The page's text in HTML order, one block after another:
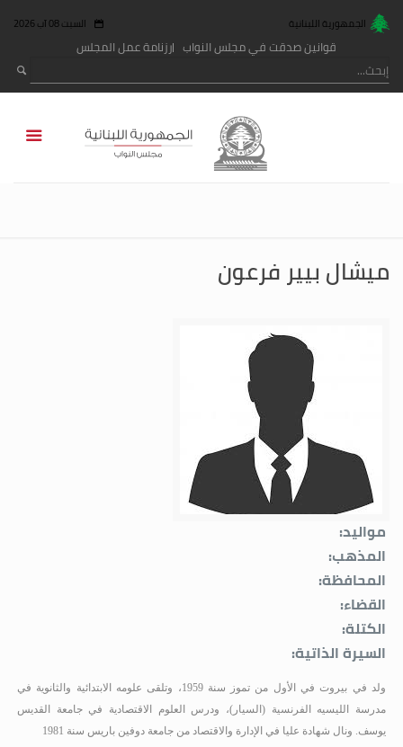
الجمهورية اللبنانية السبت 08 آب 2026
قوانين صدقت في مجلس النواب رزنامة عمل المجلس
ميشال بيير فرعون
مواليد:
المذهب:
المحافظة:
القضاء:
الكتلة:
السيرة الذاتية:
ولد في بيروت في الأول من تموز سنة 1959، وتلقى علومه الابتدائية والثانوية في
مدرسة الليسيه الفرنسية (السيار)، ودرس العلوم الاقتصادية في جامعة القديس
يوسف. ونال شهادة عليا في الإدارة والاقتصاد من جامعة دوفين باريس سنة 1981